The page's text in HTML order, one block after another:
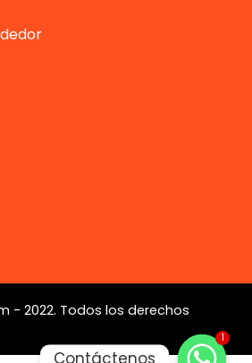
- 2022. Todos los derechos
1
Contáctenos